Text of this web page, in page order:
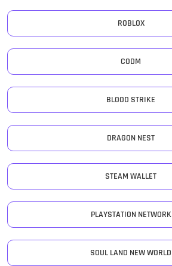
ROBLOX
CODM
BLOOD STRIKE
DRAGON NEST
STEAM WALLET
PLAYSTATION NETWORK
SOUL LAND NEW WORLD